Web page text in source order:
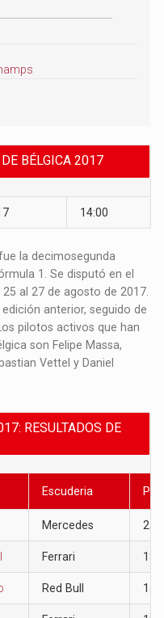
BÉLGICA 2017
14:00
la decimosegunda
1. Se disputó en el
al 27 de agosto de 2017.​
anterior, seguido de
pilotos activos que han
son Felipe Massa,
Vettel y Daniel
RESULTADOS DE
Escuderia
Mercedes 25
Ferrari 18
Red Bull 15